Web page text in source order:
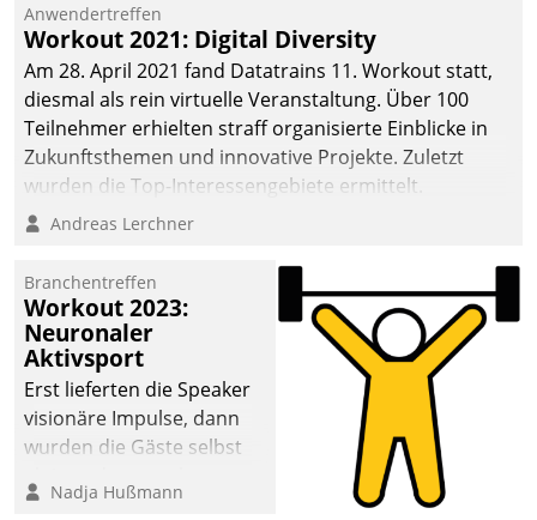
Cloud-Strategien und -
Lösungen mit hohem
Zukunftspotenzial.
Anwendertreffen
Workout 2021: Digital Diversity
Am 28. April 2021 fand Datatrains 11. Workout statt,
diesmal als rein virtuelle Veranstaltung. Über 100
Teilnehmer erhielten straff organisierte Einblicke in
Zukunftsthemen und innovative Projekte. Zuletzt
wurden die Top-Interessengebiete ermittelt.
Andreas Lerchner
Branchentreffen
Workout 2023:
Neuronaler
Aktivsport
Erst lieferten die Speaker
visionäre Impulse, dann
wurden die Gäste selbst
methodisch
Nadja Hußmann